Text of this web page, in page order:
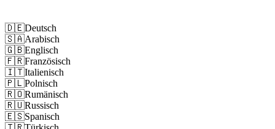
🇩🇪Deutsch
🇸🇦Arabisch
🇬🇧Englisch
🇫🇷Französisch
🇮🇹Italienisch
🇵🇱Polnisch
🇷🇴Rumänisch
🇷🇺Russisch
🇪🇸Spanisch